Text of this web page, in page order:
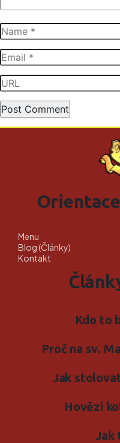
Menu
Blog (Články)
Kontakt
Kdo to
Proč na sv.
Jak
Hovězí
Jak